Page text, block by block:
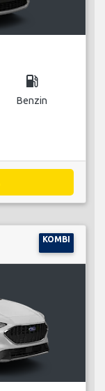
local_gas_station
Benzin
KOMBI